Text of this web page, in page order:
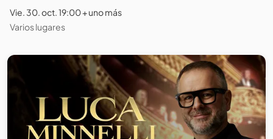
Vie. 30. oct. 19:00 + uno más
Varios lugares